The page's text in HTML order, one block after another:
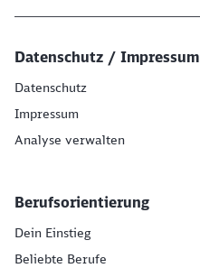
Datenschutz / Impressum
Datenschutz
Impressum
Analyse verwalten
Berufsorientierung
Dein Einstieg
Beliebte Berufe